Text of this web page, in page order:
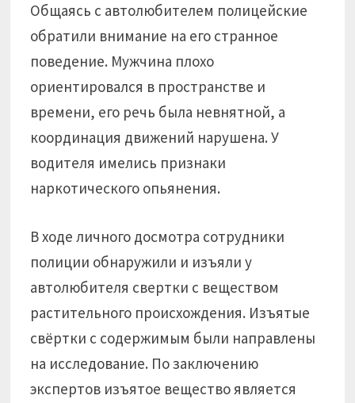
Общаясь с автолюбителем полицейские
обратили внимание на его странное
поведение. Мужчина плохо
ориентировался в пространстве и
времени, его речь была невнятной, а
координация движений нарушена. У
водителя имелись признаки
наркотического опьянения.
В ходе личного досмотра сотрудники
полиции обнаружили и изъяли у
автолюбителя свертки с веществом
растительного происхождения. Изъятые
свёртки с содержимым были направлены
на исследование. По заключению
экспертов изъятое вещество является